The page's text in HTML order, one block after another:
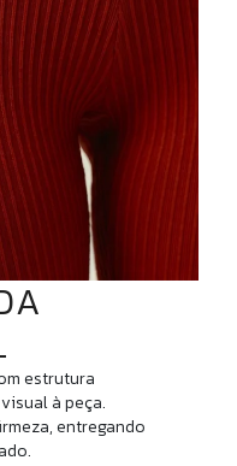
estrutura
à peça.
entregando